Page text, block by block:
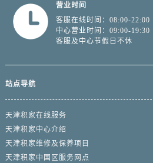
营业时间
客服在线时间：08:00-22:00
中心营业时间：09:00-19:30
客服及中心节假日不休
站点导航
天津积家在线服务
天津积家中心介绍
天津积家维修及保养项目
天津积家中国区服务网点